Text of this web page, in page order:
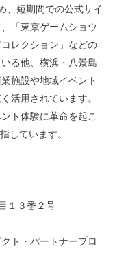
、短期間での公式サイ
「東京ゲームショウ
レクション」などの
る他、横浜・八景島
施設や地域イベント
活用されています。
ト体験に革命を起こ
しています。
１３番２号
ト・パートナープロ